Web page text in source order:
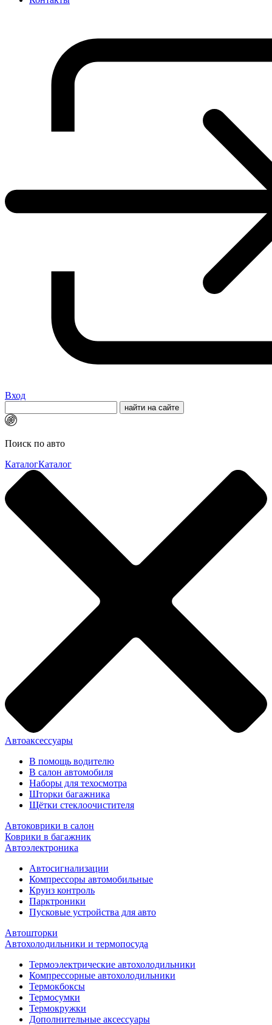
Вход
Поиск по авто
КаталогКаталог
Автоаксессуары
В помощь водителю
В салон автомобиля
Наборы для техосмотра
Шторки багажника
Щётки стеклоочистителя
Автоковрики в салон
Коврики в багажник
Автоэлектроника
Автосигнализации
Компрессоры автомобильные
Круиз контроль
Парктроники
Пусковые устройства для авто
Автошторки
Автохолодильники и термопосуда
Термоэлектрические автохолодильники
Компрессорные автохолодильники
Термокбоксы
Термосумки
Термокружки
Дополнительные аксессуары